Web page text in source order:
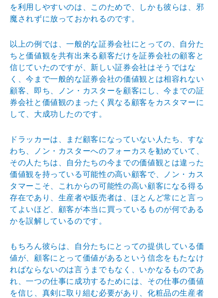
を利用しやすいのは、このためで、しかも彼らは、邪
魔されずに放っておかれるのです。
以上の例では、一般的な証券会社にとっての、自分た
ちと価値観を共有出来る顧客だけを証券会社の顧客と
信じていたのですが、新しい証券会社はそうではな
く、今まで一般的な証券会社の価値観とは相容れない
顧客、即ち、ノン・カスターを顧客にし、今までの証
券会社と価値観のまったく異なる顧客をカスタマーに
して、大成功したのです。
ドラッカーは、まだ顧客になっていない人たち、すな
わち、ノン・カスターへのフォーカスを勧めていて、
その人たちは、自分たちの今までの価値観とは違った
価値観を持っている可能性の高い顧客で、ノン・カス
タマーこそ、これからの可能性の高い顧客になる得る
存在であり、生産者や販売者は、ほとんど常にと言っ
てよいほど、顧客が本当に買っているものが何である
かを誤解しているのです。
もちろん彼らは、自分たちにとっての提供している価
値が、顧客にとって価値があるという信念をもたなけ
ればならないのは言うまでもなく、いかなるものであ
れ、一つの仕事に成功するためには、その仕事の価値
を信じ、真剣に取り組む必要があり、化粧品の生産者